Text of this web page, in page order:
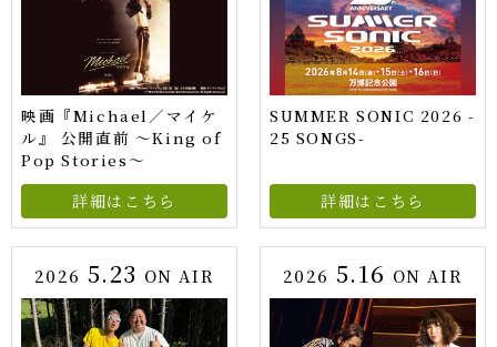
映画『Michael／マイケ
ル』 公開直前 ～King of
Pop Stories～
詳細はこちら
SUMMER SONIC 2026 -
25 SONGS-
詳細はこちら
2026 5.23 ON AIR 2026 5.16 ON AIR